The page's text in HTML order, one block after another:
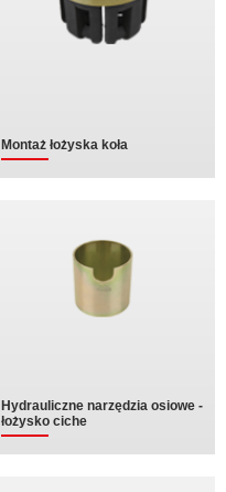
Montaż łożyska koła
Hydrauliczne narzędzia osiowe -
łożysko ciche